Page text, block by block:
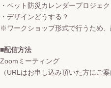
・ペット防災カレンダープロジェ
・デザインどうする？
※ワークショップ形式で行うため、
■配信方法
Zoomミーティング
（URLはお申し込み頂いた方にご案